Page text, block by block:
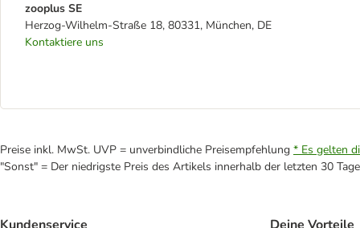
zooplus SE
Herzog-Wilhelm-Straße 18, 80331, München, DE
Kontaktiere uns
Preise inkl. MwSt. UVP = unverbindliche Preisempfehlung * Es gelten
"Sonst" = Der niedrigste Preis des Artikels innerhalb der letzten 30